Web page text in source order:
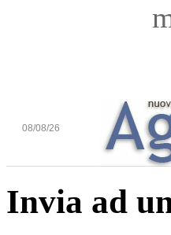
08/08/26
Invia ad